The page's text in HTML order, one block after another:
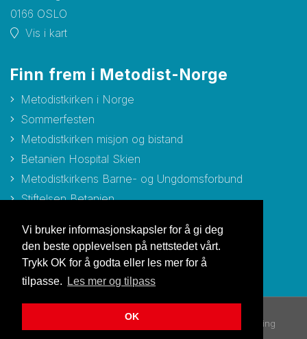
Vi bruker informasjonskapsler for å gi deg
den beste opplevelsen på nettstedet vårt.
Trykk OK for å godta eller les mer for å
tilpasse.
Les mer og tilpass
OK
0166 OSLO
Vis i kart
Finn frem i Metodist-Norge
Metodistkirken i Norge
Sommerfesten
Metodistkirken misjon og bistand
Betanien Hospital Skien
Metodistkirkens Barne- og Ungdomsforbund
Stiftelsen Betanien
Personvernerklæring